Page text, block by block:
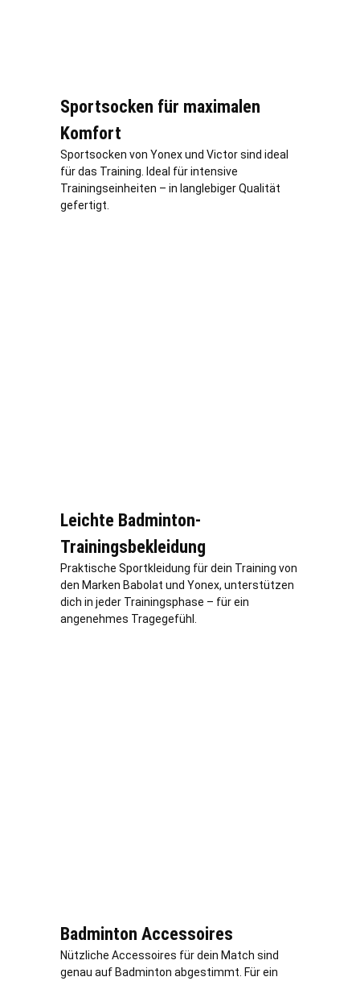
Sportsocken für maximalen
Komfort
Sportsocken von Yonex und Victor sind ideal
für das Training. Ideal für intensive
Trainingseinheiten – in langlebiger Qualität
gefertigt.
Leichte Badminton-
Trainingsbekleidung
Praktische Sportkleidung für dein Training von
den Marken Babolat und Yonex, unterstützen
dich in jeder Trainingsphase – für ein
angenehmes Tragegefühl.
Badminton Accessoires
Nützliche Accessoires für dein Match sind
genau auf Badminton abgestimmt. Für ein